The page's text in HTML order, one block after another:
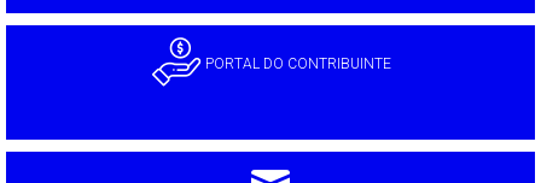
PORTAL DO CONTRIBUINTE